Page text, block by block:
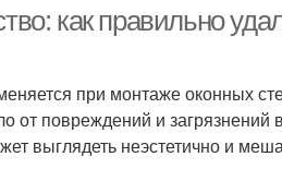
как правильно
при монтаже оконных
от повреждений и
выглядеть неэстетично и